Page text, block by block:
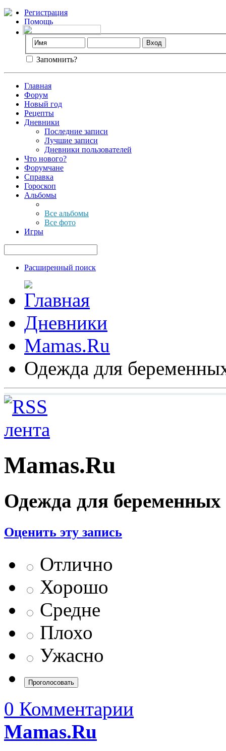
Регистрация
Помощь
Запомнить?
Главная
Форум
Новый год
Рецепты
Дневники
Последние записи
Лучшие записи
Дневники пользователей
Что нового?
Форумчане
Справка
Гороскоп
Альбомы
Все альбомы
Все фото
Игры
Расширенный поиск
Дневники
Mamas.Ru
Одежда для
Mamas.Ru
Одежда для беременных
Оценить эту запись
Отлично
Хорошо
Средне
Плохо
Ужасно
0 Комментарии
Mamas.Ru